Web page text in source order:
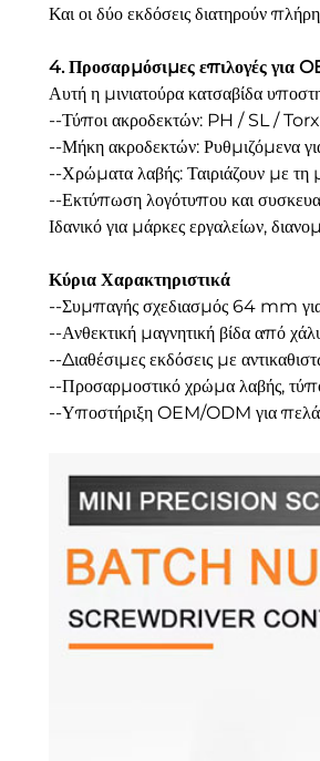
Και οι δύο εκδόσεις διατηρούν
4. Προσαρμόσιμες επιλογές για
Αυτή η μινιατούρα κατσαβίδα
--Τύποι ακροδεκτών: PH / SL /
--Μήκη ακροδεκτών: Ρυθμιζόμενα
--Χρώματα λαβής: Ταιριάζουν με
--Εκτύπωση λογότυπου και
Ιδανικό για μάρκες εργαλείων,
Κύρια Χαρακτηριστικά
--Συμπαγής σχεδιασμός 64 mm για
--Ανθεκτική μαγνητική βίδα από
--Διαθέσιμες εκδόσεις με
--Προσαρμοστικό χρώμα λαβής,
--Υποστήριξη OEM/ODM για